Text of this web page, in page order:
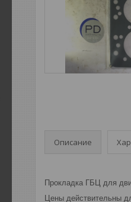
Описание
Прокладка ГБЦ для
Цены действительны